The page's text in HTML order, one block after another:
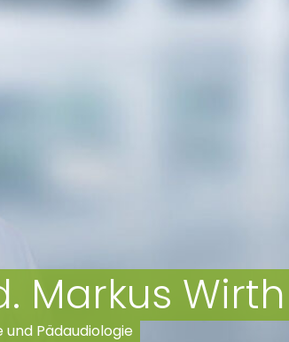
Markus Wirth
Pädaudiologie